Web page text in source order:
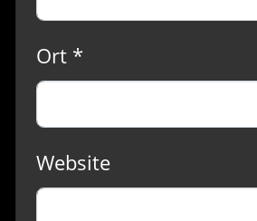
Ort *
Website